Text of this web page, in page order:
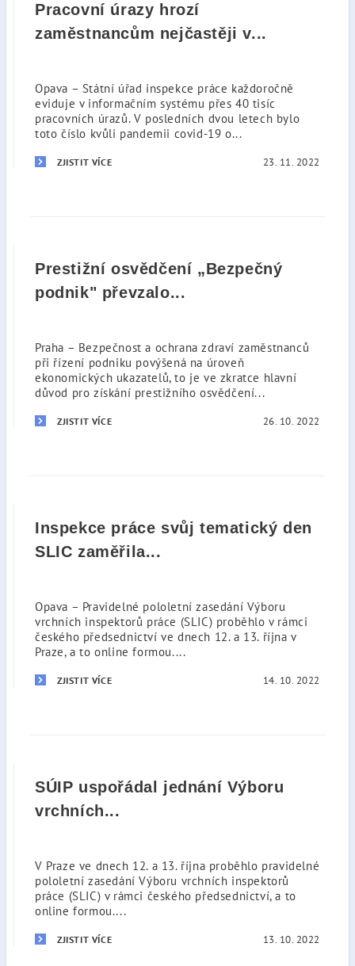
Pracovní úrazy hrozí
zaměstnancům nejčastěji v...
Opava – Státní úřad inspekce práce každoročně
eviduje v informačním systému přes 40 tisíc
pracovních úrazů. V posledních dvou letech bylo
toto číslo kvůli pandemii covid-19 o...
ZJISTIT VÍCE 23. 11. 2022
Prestižní osvědčení „Bezpečný
podnik" převzalo...
Praha – Bezpečnost a ochrana zdraví zaměstnanců
při řízení podniku povýšená na úroveň
ekonomických ukazatelů, to je ve zkratce hlavní
důvod pro získání prestižního osvědčení...
ZJISTIT VÍCE 26. 10. 2022
Inspekce práce svůj tematický den
SLIC zaměřila...
Opava – Pravidelné pololetní zasedání Výboru
vrchních inspektorů práce (SLIC) proběhlo v rámci
českého předsednictví ve dnech 12. a 13. října v
Praze, a to online formou....
ZJISTIT VÍCE 14. 10. 2022
SÚIP uspořádal jednání Výboru
vrchních...
V Praze ve dnech 12. a 13. října proběhlo pravidelné
pololetní zasedání Výboru vrchních inspektorů
práce (SLIC) v rámci českého předsednictví, a to
online formou....
ZJISTIT VÍCE 13. 10. 2022